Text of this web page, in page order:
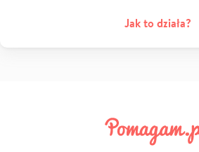
Jak to działa?